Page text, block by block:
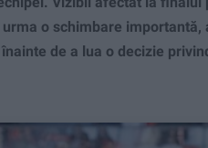
o schimbare
de a lua o decizie